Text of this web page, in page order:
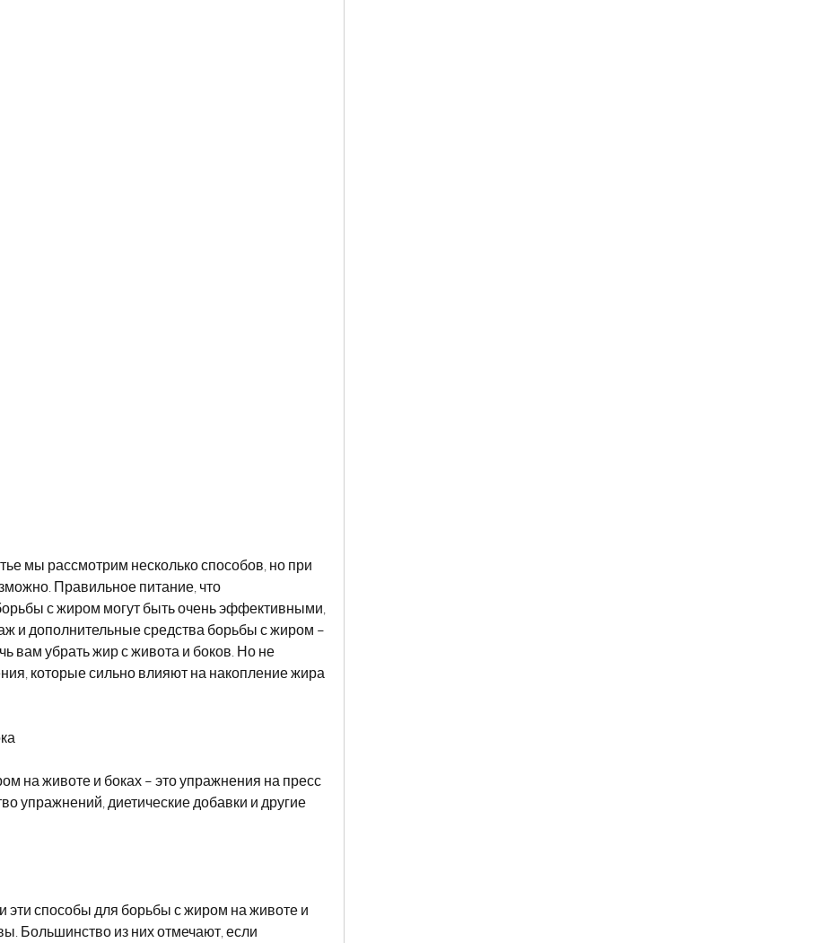
Правильное питание, что
с жиром могут быть очень эффективными,
и дополнительные средства борьбы с жиром –
вам убрать жир с живота и боков. Но не
которые сильно влияют на накопление жира
на животе и боках – это упражнения на пресс
упражнений, диетические добавки и другие
способы для борьбы с жиром на животе и
Большинство из них отмечают, если